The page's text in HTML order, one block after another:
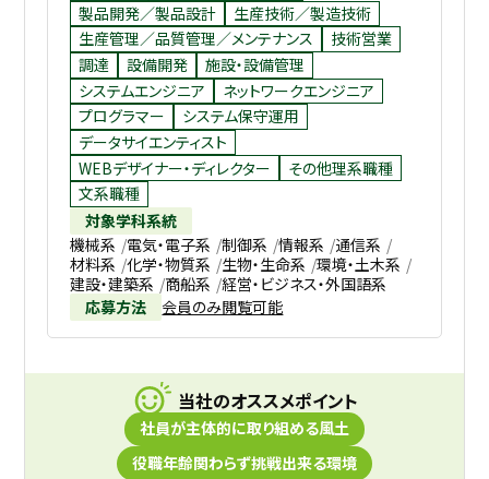
製品開発／製品設計
生産技術／製造技術
生産管理／品質管理／メンテナンス
技術営業
調達
設備開発
施設・設備管理
システムエンジニア
ネットワークエンジニア
プログラマー
システム保守運用
データサイエンティスト
WEBデザイナー・ディレクター
その他理系職種
文系職種
対象学科系統
機械系 電気・電子系 制御系 情報系 通信系
材料系 化学・物質系 生物・生命系 環境・土木系
建設・建築系 商船系 経営・ビジネス・外国語系
応募方法
会員のみ閲覧可能
当社のオススメポイント
社員が主体的に取り組める風土
役職年齢関わらず挑戦出来る環境